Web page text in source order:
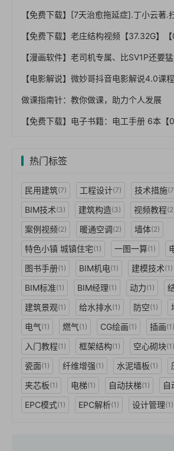
【免费下载】老庄结构视频【37.32G】
【漫画软件】老司机专属、比SV1P还要
做课指南针：教你做课，助力个人发展
【免费下载】电子书籍：电工手册 6本【
热门标签
民用建筑(7) 工程设计(7) 技术措施
BIM技术(3) 建筑构造(3) 视频教程
案例视频(2) 暖通空调(2) 墙体(2)
特色小镇 城镇住宅(1) 一图一算(1)
图书手册(1) BIM机电(1) 建模技术(1)
BIM标准(1) BIM经理(1) 动力(1)
建筑景观(1) 给水排水(1) 防空(1)
电气(1) 燃气(1) CG绘画(1) 插画(1)
入门教程(1) 框架结构(1) 空心砌块(1)
瓷面(1) 纤维增强(1) 水泥墙板(1)
夹芯板(1) 电梯(1) 自动扶梯(1) 自
EPC模式(1) EPC解析(1) 设计管理(1)